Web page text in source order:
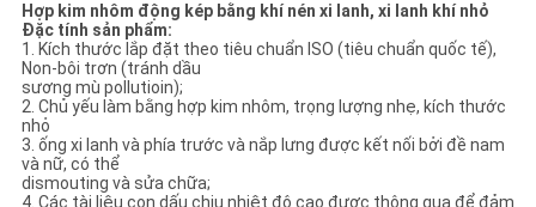
SƠ
ĐỒ
TRANG
WEB
Hợp kim nhôm động kép bằng khí nén xi lanh, xi lanh khí nhỏ
Đặc tính sản phẩm:
1. Kích thước lắp đặt theo tiêu chuẩn ISO (tiêu chuẩn quốc tế),
Non-bôi trơn (tránh dầu
sương mù pollutioin);
2. Chủ yếu làm bằng hợp kim nhôm, trọng lượng nhẹ, kích thước
nhỏ
3. ống xi lanh và phía trước và nắp lưng được kết nối bởi đề nam
và nữ, có thể
dismouting và sửa chữa;
4. Các tài liệu con dấu chịu nhiệt độ cao được thông qua để đảm